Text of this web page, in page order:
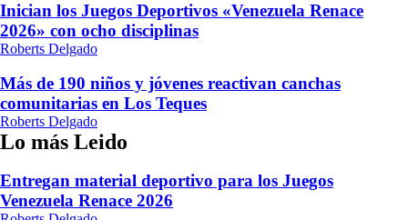
Inician los Juegos Deportivos «Venezuela Renace
2026» con ocho disciplinas
Roberts Delgado
Más de 190 niños y jóvenes reactivan canchas
comunitarias en Los Teques
Roberts Delgado
Lo más Leido
Entregan material deportivo para los Juegos
Venezuela Renace 2026